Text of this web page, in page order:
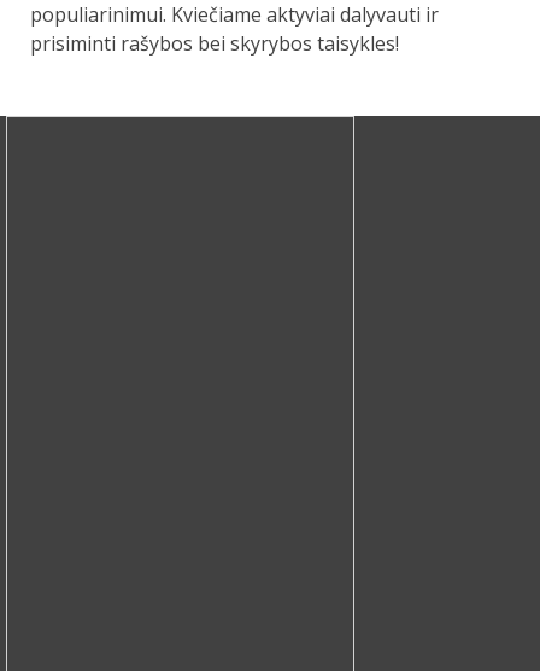
populiarinimui. Kviečiame aktyviai dalyvauti ir
prisiminti rašybos bei skyrybos taisykles!